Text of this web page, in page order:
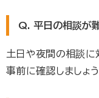
Q. 平日の相談が
土日や夜間の相談に
事前に確認しましょう